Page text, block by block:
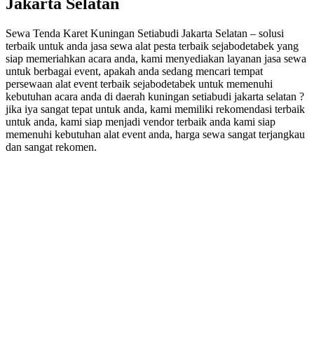
Sewa Tenda Karet Kuningan Setiabudi Jakarta Selatan – solusi
terbaik untuk anda jasa sewa alat pesta terbaik sejabodetabek yang
siap memeriahkan acara anda, kami menyediakan layanan jasa sewa
untuk berbagai event, apakah anda sedang mencari tempat
persewaan alat event terbaik sejabodetabek untuk memenuhi
kebutuhan acara anda di daerah kuningan setiabudi jakarta selatan ?
jika iya sangat tepat untuk anda, kami memiliki rekomendasi terbaik
untuk anda, kami siap menjadi vendor terbaik anda kami siap
memenuhi kebutuhan alat event anda, harga sewa sangat terjangkau
dan sangat rekomen.